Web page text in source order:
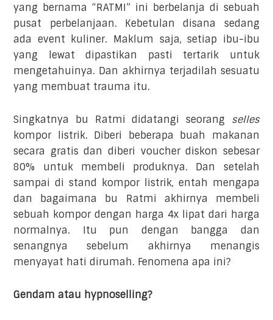
yang bernama “RATMI” ini berbelanja di sebuah
pusat perbelanjaan. Kebetulan disana sedang
ada event kuliner. Maklum saja, setiap ibu-ibu
yang lewat dipastikan pasti tertarik untuk
mengetahuinya. Dan akhirnya terjadilah sesuatu
yang membuat trauma itu.
Singkatnya bu Ratmi didatangi seorang selles
kompor listrik. Diberi beberapa buah makanan
secara gratis dan diberi voucher diskon sebesar
80% untuk membeli produknya. Dan setelah
sampai di stand kompor listrik, entah mengapa
dan bagaimana bu Ratmi akhirnya membeli
sebuah kompor dengan harga 4x lipat dari harga
normalnya. Itu pun dengan bangga dan
senangnya sebelum akhirnya menangis
menyayat hati dirumah. Fenomena apa ini?
Gendam atau hypnoselling?